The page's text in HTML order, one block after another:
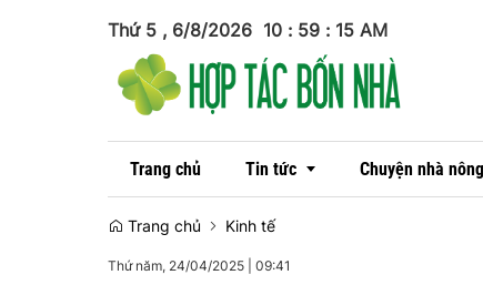
Thứ 5 , 6/8/2026 10 : 59 : 15 AM
Trang chủ Tin tức
Tin trong nước
Chuyện nhà nông
Trang chủ Kinh tế
Thứ năm, 24/04/2025 09:41